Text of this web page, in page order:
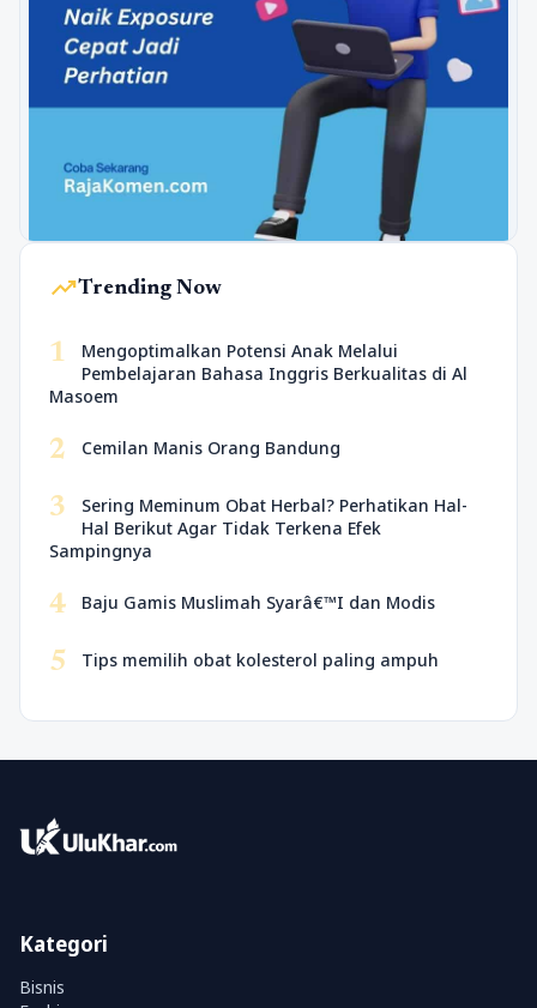
trending_upTrending Now
1
Mengoptimalkan Potensi Anak Melalui
Pembelajaran Bahasa Inggris Berkualitas di Al
Masoem
2 Cemilan Manis Orang Bandung
3
Sering Meminum Obat Herbal? Perhatikan Hal-
Hal Berikut Agar Tidak Terkena Efek
Sampingnya
4 Baju Gamis Muslimah Syarâ€™I dan Modis
5 Tips memilih obat kolesterol paling ampuh
Kategori
Bisnis